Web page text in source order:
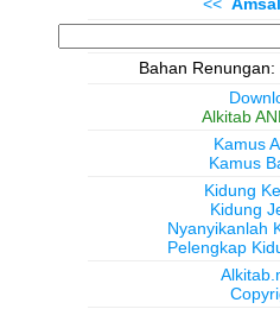
Bahan Renungan:
Alkitab
Kamus
Kamus
Kidung
Kidung
Nyanyikanlah
Pelengkap